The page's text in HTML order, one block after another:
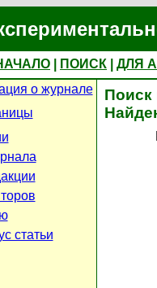
ПОИСК ДЛЯ
о журнале
статьи
Поиск